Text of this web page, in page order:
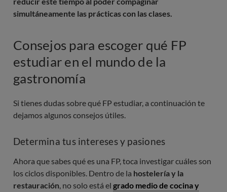
simultáneamente las prácticas con las clases.
Consejos para escoger qué FP
estudiar en el mundo de la
gastronomía
Si tienes dudas sobre qué FP estudiar, a continuación te
dejamos algunos consejos útiles.
Determina tus intereses y pasiones
Ahora que sabes qué es una FP, toca investigar cuáles son
los ciclos disponibles. Dentro de la hostelería y la
restauración, no solo está el grado medio de cocina y